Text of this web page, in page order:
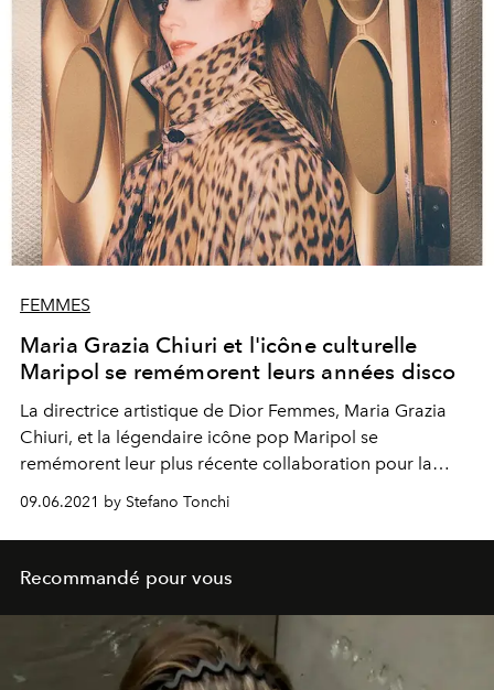
FEMMES
Maria Grazia Chiuri et l'icône culturelle
Maripol se remémorent leurs années disco
La directrice artistique de Dior Femmes, Maria Grazia
Chiuri, et la légendaire icône pop Maripol se
remémorent leur plus récente collaboration pour la
collection Pre-Fall 2021 de la maison française et leurs
souvenirs de l'âge d'or du disco et de Fiorucci.
09.06.2021 by Stefano Tonchi
Recommandé pour vous